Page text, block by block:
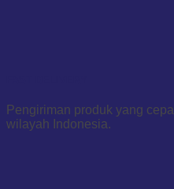
Pengiriman produk yang
wilayah Indonesia.